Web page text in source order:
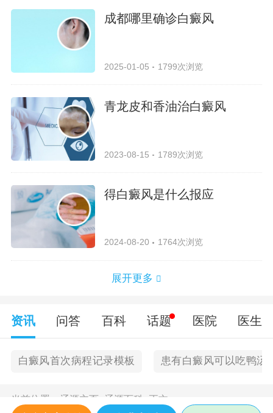
成都哪里确诊白癜风
2025-01-05 1799次浏览
青龙皮和香油治白癜风
2023-08-15 1789次浏览
得白癜风是什么报应
2024-08-20 1764次浏览
展开更多
资讯 问答 百科 话题 医院 医生
白癜风首次病程记录模板 患有白癜风可以吃鸭汤
当前位置： 辽源主页> 辽源百科 正文